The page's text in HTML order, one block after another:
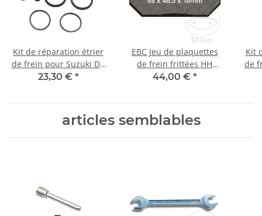
Kit de réparation étrier
de frein pour Suzuki DR
350 650 DR-Z 400 43353-
23,30 € *
EBC Jeu de plaquettes
de frein frittées HH
FA124/2HH
44,00 € *
Kit
de
articles semblables